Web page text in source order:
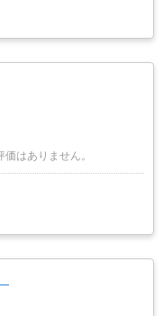
はありません。